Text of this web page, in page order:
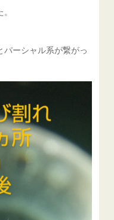
ーシャル系が繋がっ